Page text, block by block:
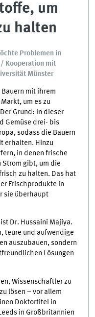
um
halten
Problemen in
Kooperation mit
Münster
mit ihrem
um es zu
Grund: In dieser
Gemüse drei- bis
sodass die Bauern
erhalten. Hinzu
in denen frische
Strom gibt, um die
zu halten. Das hat
Frischprodukte in
sie überhaupt
Dr. Hussaini Majiya.
teure und aufwendige
auszubauen, sondern
Lösungen
Wissenschaftler zu
lösen – vor allem
Doktortitel in
in Großbritannien